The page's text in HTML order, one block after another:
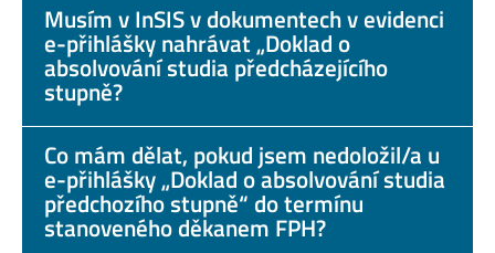
Musím v InSIS v dokumentech v evidenci
e-přihlášky nahrávat „Doklad o
absolvování studia předcházejícího
stupně?
Co mám dělat, pokud jsem nedoložil/a u
e-přihlášky „Doklad o absolvování studia
předchozího stupně“ do termínu
stanoveného děkanem FPH?